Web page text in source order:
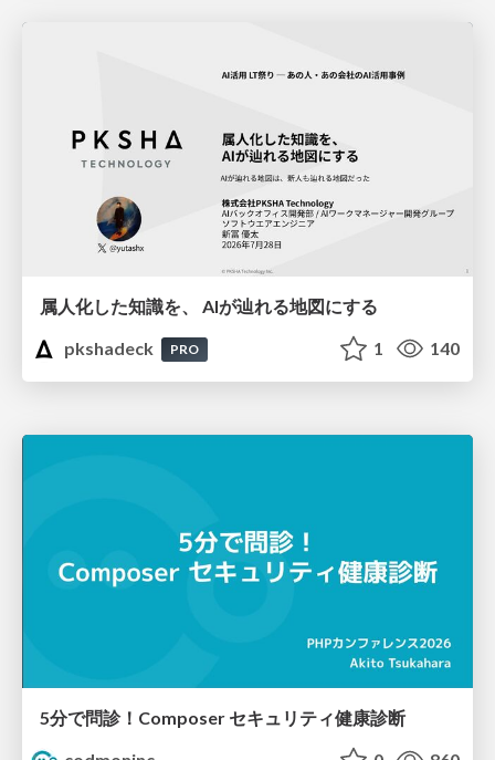
属人化した知識を、 AIが辿れる地図にする
pkshadeck
PRO 1 140
5分で問診！Composer セキュリティ健康診断